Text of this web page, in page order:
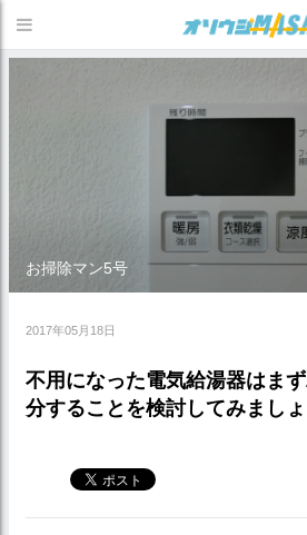
お掃除マン5号
2017年05月18日
不用になった電気給湯器はま
分することを検討してみましょ